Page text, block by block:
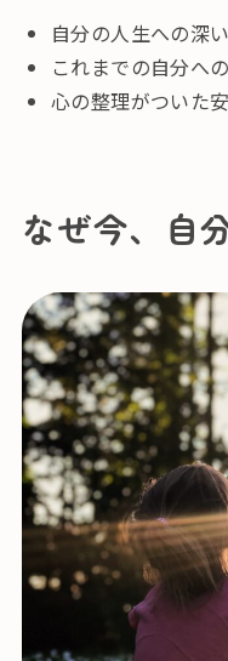
自分の人生への深
これまでの自分へ
心の整理がついた
なぜ今、自